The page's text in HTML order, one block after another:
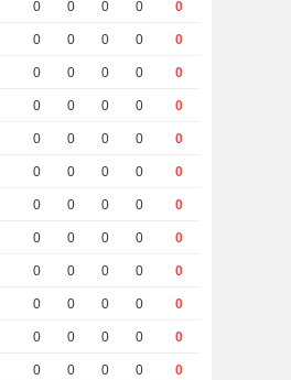
0 0 0 0 0
0 0 0 0 0
0 0 0 0 0
0 0 0 0 0
0 0 0 0 0
0 0 0 0 0
0 0 0 0 0
0 0 0 0 0
0 0 0 0 0
0 0 0 0 0
0 0 0 0 0
0 0 0 0 0